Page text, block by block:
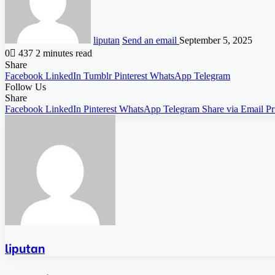
liputan Send an email September 5, 2025
0
437 2 minutes read
Share
Facebook LinkedIn Tumblr Pinterest WhatsApp Telegram
Follow Us
Share
Facebook LinkedIn Pinterest WhatsApp Telegram Share via Email
liputan